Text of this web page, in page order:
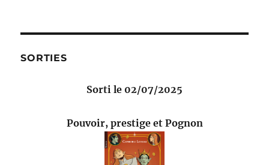
SORTIES
Sorti le 02/07/2025
Pouvoir, prestige et Pognon